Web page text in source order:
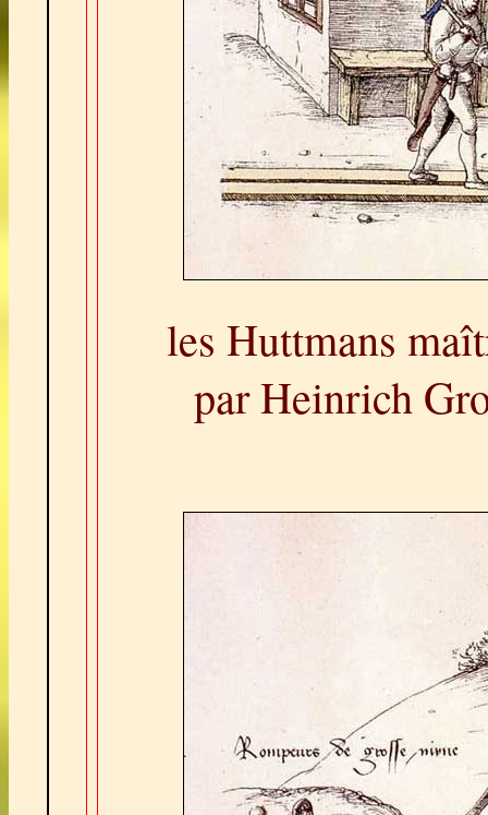
les Huttmans
par Heinrich